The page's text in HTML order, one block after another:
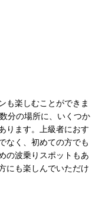
も楽しむことができま
分の場所に、いくつか
ります。上級者におす
なく、初めての方でも
の波乗りスポットもあ
にも楽しんでいただけ